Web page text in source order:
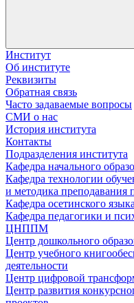
Институт
Об институте
Реквизиты
Обратная связь
Часто задаваемые вопросы
СМИ о нас
История института
Контакты
Подразделения института
Кафедра начального
Кафедра технологии
и методика преподавания
Кафедра осетинского языка
Кафедра педагогики и
ЦНППМ
Центр дошкольного
Центр учебного
деятельности
Центр цифровой
Центр развития